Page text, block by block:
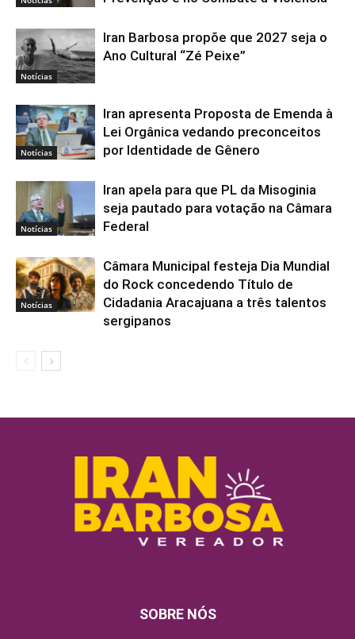
Notícias
Iran Barbosa propõe que 2027 seja o
Ano Cultural “Zé Peixe”
Notícias
Iran apresenta Proposta de Emenda à
Lei Orgânica vedando preconceitos
por Identidade de Gênero
Notícias
Iran apela para que PL da Misoginia
seja pautado para votação na Câmara
Federal
Notícias
Câmara Municipal festeja Dia Mundial
do Rock concedendo Título de
Cidadania Aracajuana a três talentos
sergipanos
SOBRE NÓS